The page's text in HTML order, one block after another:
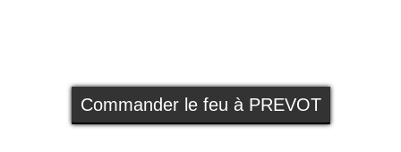
Commander le feu à PREVOT